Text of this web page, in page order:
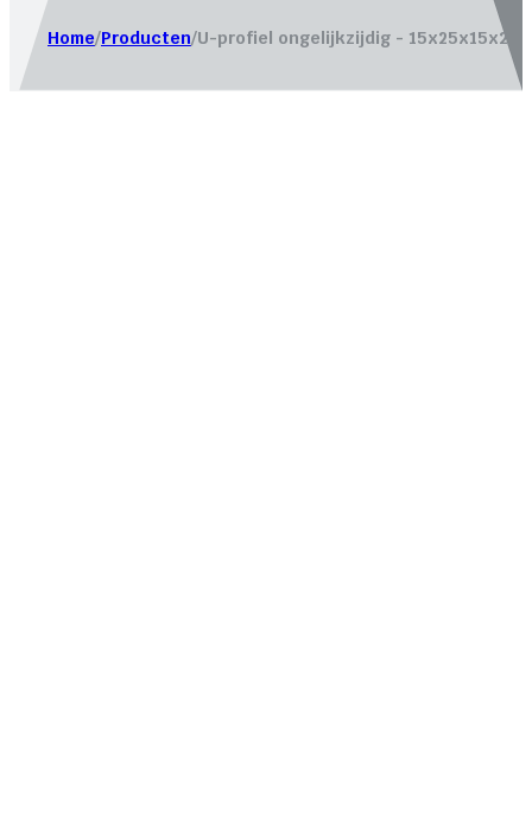
Home/Producten/U-profiel ongelijkzijdig - 15x25x15x2